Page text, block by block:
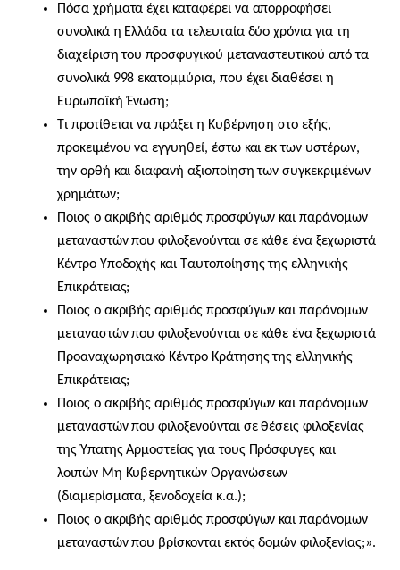
Πόσα χρήματα έχει καταφέρει να απορροφήσει
συνολικά η Ελλάδα τα τελευταία δύο χρόνια για τη
διαχείριση του προσφυγικού μεταναστευτικού από τα
συνολικά 998 εκατομμύρια, που έχει διαθέσει η
Ευρωπαϊκή Ένωση;
Τι προτίθεται να πράξει η Κυβέρνηση στο εξής,
προκειμένου να εγγυηθεί, έστω και εκ των υστέρων,
την ορθή και διαφανή αξιοποίηση των συγκεκριμένων
χρημάτων;
Ποιος ο ακριβής αριθμός προσφύγων και παράνομων
μεταναστών που φιλοξενούνται σε κάθε ένα ξεχωριστά
Κέντρο Υποδοχής και Ταυτοποίησης της ελληνικής
Επικράτειας;
Ποιος ο ακριβής αριθμός προσφύγων και παράνομων
μεταναστών που φιλοξενούνται σε κάθε ένα ξεχωριστά
Προαναχωρησιακό Κέντρο Κράτησης της ελληνικής
Επικράτειας;
Ποιος ο ακριβής αριθμός προσφύγων και παράνομων
μεταναστών που φιλοξενούνται σε θέσεις φιλοξενίας
της Ύπατης Αρμοστείας για τους Πρόσφυγες και
λοιπών Μη Κυβερνητικών Οργανώσεων
(διαμερίσματα, ξενοδοχεία κ.α.);
Ποιος ο ακριβής αριθμός προσφύγων και παράνομων
μεταναστών που βρίσκονται εκτός δομών φιλοξενίας;».